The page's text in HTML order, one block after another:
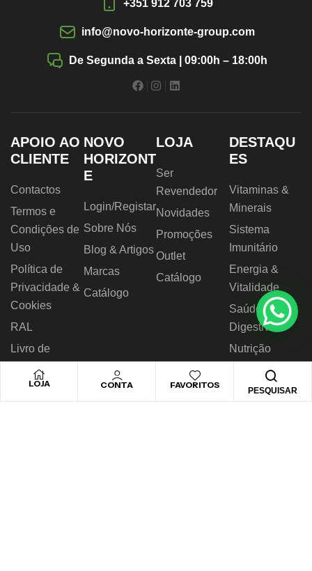
LOJA CONTA FAVORITOS
PESQUISAR
+351 912 703 759
info@novo-horizonte-group.com
De Segunda a Sexta | 09:00h – 18:00h
APOIO AO
CLIENTE
Contactos
Termos e
Condições de
Uso
Política de
Privacidade &
Cookies
RAL
Livro de
Reclamações
NOVO
HORIZONT
E
Login/Registar
Sobre Nós
Blog & Artigos
Marcas
Catálogo
LOJA
Ser
Revendedor
Novidades
Promoções
Outlet
Catálogo
DESTAQU
ES
Vitaminas &
Minerais
Sistema
Imunitário
Energia &
Vitalidade
Saúde
Digestiva
Nutrição